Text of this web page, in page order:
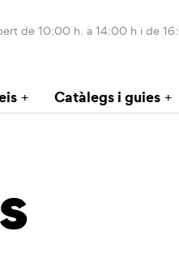
de 10:00 h. a 14:00 h i de
Catàlegs i guies